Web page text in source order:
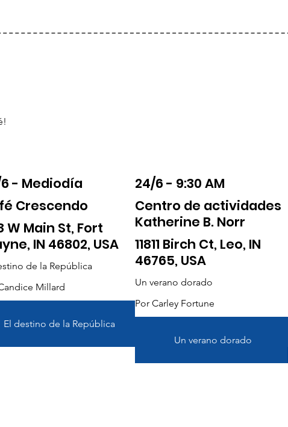
- Mediodía
Crescendo
W Main St, Fort
IN 46802, USA
de la República
Millard
El destino de la República
24/6 - 9:30 AM
Centro de actividades
Katherine B. Norr
11811 Birch Ct, Leo, IN
46765, USA
Un verano dorado
Por Carley Fortune
Un verano dorado